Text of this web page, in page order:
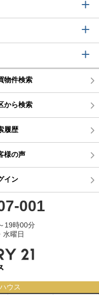
物件検索
から検索
履歴
様の声
イン
001
19時00分
水曜日
ウス